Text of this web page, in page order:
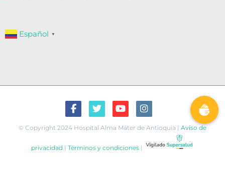
Español ▼
© Copyright 2024 Hospital Alma Máter de Antioquia | Aviso de
privacidad | Términos y condiciones|